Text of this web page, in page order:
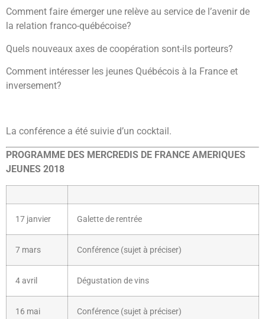
Comment faire émerger une relève au service de l’avenir de
la relation franco-québécoise?
Quels nouveaux axes de coopération sont-ils porteurs?
Comment intéresser les jeunes Québécois à la France et
inversement?
La conférence a été suivie d’un cocktail.
PROGRAMME DES MERCREDIS DE FRANCE AMERIQUES
JEUNES 2018
17 janvier Galette de rentrée
7 mars Conférence (sujet à préciser)
4 avril Dégustation de vins
16 mai Conférence (sujet à préciser)